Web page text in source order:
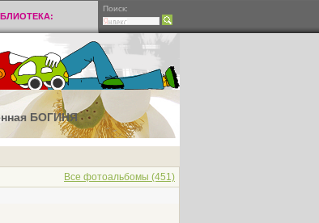
Поиск:
БОГИНЯ
Все фотоальбомы (451)